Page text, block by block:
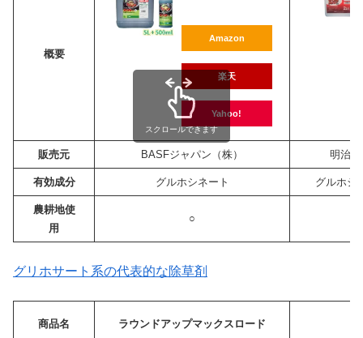
概要
Amazon
楽天
Yahoo!
販売元 BASFジャパン（株） 明治
有効成分 グルホシネート グルホシ
農耕地使
用
○
スクロールできます
グリホサート系の代表的な除草剤
商品名 ラウンドアップマックスロード